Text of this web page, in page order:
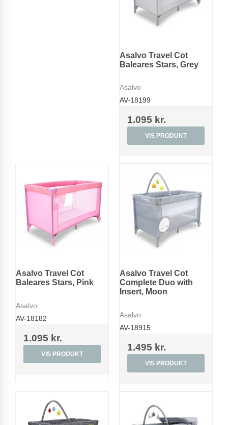
Asalvo Travel Cot
Baleares Stars, Grey
Asalvo
AV-18199
1.095 kr.
VIS PRODUKT
Asalvo Travel Cot
Baleares Stars, Pink
Asalvo
AV-18182
1.095 kr.
VIS PRODUKT
Asalvo Travel Cot
Complete Duo with
Insert, Moon
Asalvo
AV-18915
1.495 kr.
VIS PRODUKT